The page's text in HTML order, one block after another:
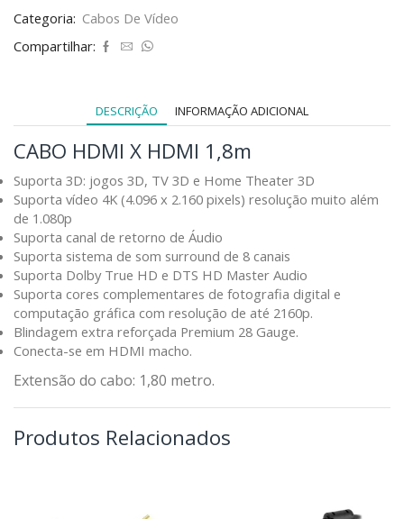
Categoria: Cabos De Vídeo
Compartilhar:
DESCRIÇÃO INFORMAÇÃO ADICIONAL
CABO HDMI X HDMI 1,8m
Suporta 3D: jogos 3D, TV 3D e Home Theater 3D
Suporta vídeo 4K (4.096 x 2.160 pixels) resolução muito além
de 1.080p
Suporta canal de retorno de Áudio
Suporta sistema de som surround de 8 canais
Suporta Dolby True HD e DTS HD Master Audio
Suporta cores complementares de fotografia digital e
computação gráfica com resolução de até 2160p.
Blindagem extra reforçada Premium 28 Gauge.
Conecta-se em HDMI macho.
Extensão do cabo: 1,80 metro.
Produtos Relacionados